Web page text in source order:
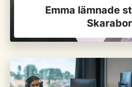
Emma lämnade